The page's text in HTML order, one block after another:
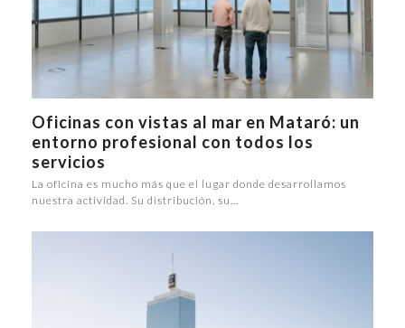
Oficinas con vistas al mar en Mataró: un
entorno profesional con todos los
servicios
La oficina es mucho más que el lugar donde desarrollamos
nuestra actividad. Su distribución, su…